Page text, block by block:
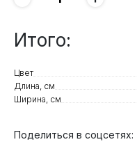
Итого:
Цвет
Длина, см
Ширина, см
Поделиться в соцсетях: